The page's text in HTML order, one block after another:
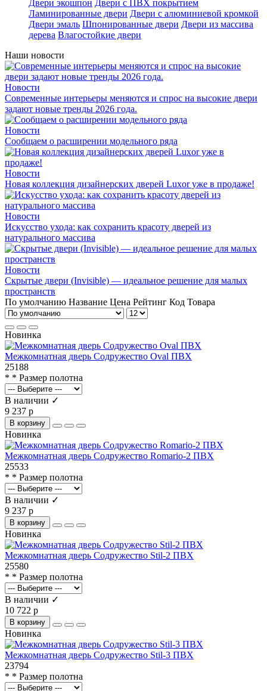
Двери экошпон Двери с ПВХ покрытием
Ламинированные двери Двери с алюминиевой кромкой
Двери эмаль Шпонированные двери Двери из массива
дерева Влагостойкие двери
Наши новости
Новости
Современные интерьеры меняются и спрос на высокие двери
задают новые тренды 2026 года.
Новости
Сообщаем о расширении модельного ряда
Новости
Новая коллекция дизайнерских дверей Luxor уже в продаже!
Новости
Искусство ухода: как сохранить красоту дверей из
натурального массива
Новости
Скрытые двери (Invisible) — идеальное решение для малых
пространств
По умолчанию Название Цена Рейтинг Код Товара
Новинка
Межкомнатная дверь Содружество Oval ПВХ
25188
* * Размер полотна
В наличии ✓
9 237 р
В корзину
Новинка
Межкомнатная дверь Содружество Romario-2 ПВХ
25533
* * Размер полотна
В наличии ✓
9 237 р
В корзину
Новинка
Межкомнатная дверь Содружество Stil-2 ПВХ
25580
* * Размер полотна
В наличии ✓
10 722 р
В корзину
Новинка
Межкомнатная дверь Содружество Stil-3 ПВХ
23794
* * Размер полотна